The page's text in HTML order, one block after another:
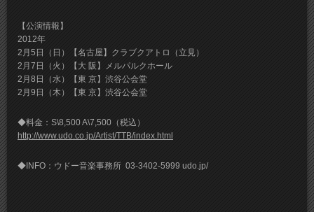
【公演情報】
2012年
2月5日（日）【名古屋】クラブクアトロ（立見）
2月7日（火）【大 阪】メルパルクホール
2月8日（水）【東 京】渋谷公会堂
2月9日（木）【東 京】渋谷公会堂
◆料金：S\8,500 A\7,500（税込）
http://www.udo.co.jp/Artist/TTB/index.html
◆INFO：ウドー音楽事務所 03-3402-5999 udo.jp/